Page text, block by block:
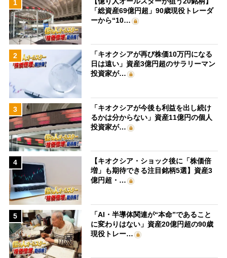
1
「総資産69億円超」90歳現役トレーダ
ーから“10…
2
「キオクシアが再び株価10万円になる
日は遠い」資産3億円超のサラリーマン
投資家が…
3
「キオクシアが今後も利益を出し続け
るかは分からない」資産11億円の個人
投資家が…
4
【キオクシア・ショック後に「株価倍
増」も期待できる注目銘柄5選】資産3
億円超・…
5
「AI・半導体関連が“本命”であること
に変わりはない」資産20億円超の90歳
現役トレー…